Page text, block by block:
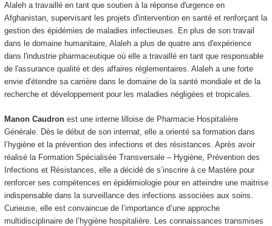
Alaleh a travaillé en tant que soutien à la réponse d'urgence en
Afghanistan, supervisant les projets d'intervention en santé et renforçant la
gestion des épidémies de maladies infectieuses. En plus de son travail
dans le domaine humanitaire, Alaleh a plus de quatre ans d'expérience
dans l'industrie pharmaceutique où elle a travaillé en tant que responsable
de l'assurance qualité et des affaires réglementaires. Alaleh a une forte
envie d'étendre sa carrière dans le domaine de la santé mondiale et de la
recherche et développement pour les maladies négligées et tropicales.
Manon Caudron est une interne lilloise de Pharmacie Hospitalière
Générale. Dès le début de son internat, elle a orienté sa formation dans
l’hygiène et la prévention des infections et des résistances. Après avoir
réalisé la Formation Spécialisée Transversale – Hygiène, Prévention des
Infections et Résistances, elle a décidé de s’inscrire à ce Mastère pour
renforcer ses compétences en épidémiologie pour en atteindre une maitrise
indispensable dans la surveillance des infections associées aux soins.
Curieuse, elle est convaincue de l’importance d’une approche
multidisciplinaire de l’hygiène hospitalière. Les connaissances transmises